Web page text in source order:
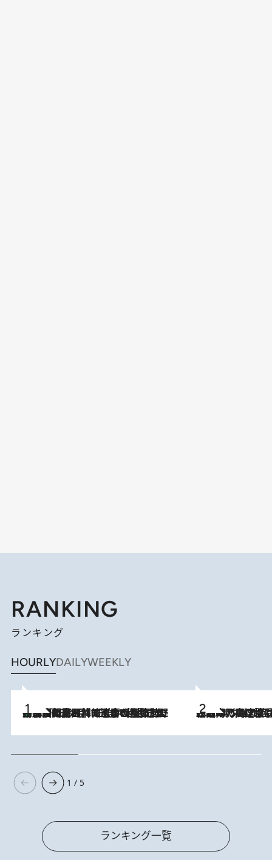
RANKING
ランキング
HOURLYDAILYWEEKLY
2026.8.8
「最後に見られてよかった」上野動物園の東園パンダ舎が解体前に特別公開。8月16日まで延長されたパネル展と共に辿る“半世紀”のパンダ飼育《解体工事の図面あり》 2026.8.7
「湘南乃風に憧れて」観客大盛上がりの“タオル回し”に、ラッパー顔負けの高速歌唱まで…さだまさし（74）のアグレッシブすぎる現在地
1 / 5
ランキング一覧